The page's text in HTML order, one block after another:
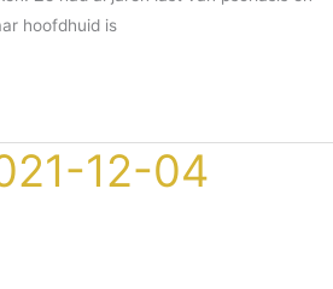
hoofdhuid is
12-04